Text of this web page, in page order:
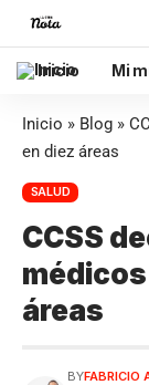
Inicio Mi
Inicio » Blog »
en diez áreas
SALUD
CCSS
áreas
BYFABRICIO